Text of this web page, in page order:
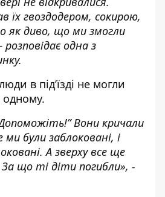
їх гвоздодером, сокирою,
як диво, що ми змогли
одна з
в під’їзді не могли
Вони кричали
ми були заблоковані, і
А зверху все ще
що ті діти погибли», -